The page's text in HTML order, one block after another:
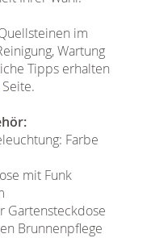
im
Wartung
Tipps erhalten
Seite.
Farbe
mit Funk
Gartensteckdose
Brunnenpflege